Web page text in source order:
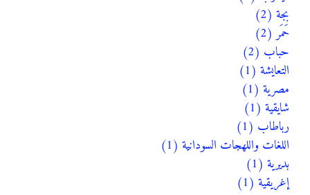
بجة (2)
حَمَر (2)
حباب (2)
التعايشة (1)
مصرية (1)
شايقية (1)
رباطاب (1)
اللغات واللهجات السودانية (1)
بديرية (1)
إغريقية (1)